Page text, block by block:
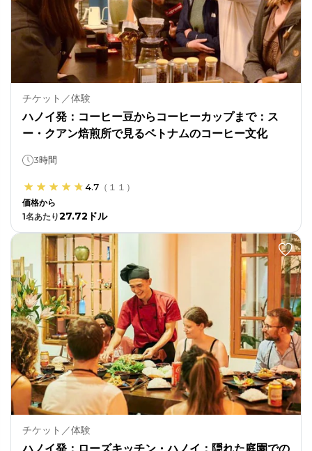
チケット／体験
ハノイ発：コーヒー豆からコーヒーカップまで：ス
ー・クアン焙煎所で見るベトナムのコーヒー文化
3時間
4.7 （ １１ ）
価格から
1名あたり27.72ドル
チケット／体験